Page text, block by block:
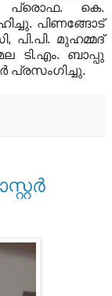
പ്രൊഫ. കെ.
പിണങ്ങോട്
മുഹമ്മദ്
ടി.എം. ബാപ്പു
പ്രസംഗിച്ചു.